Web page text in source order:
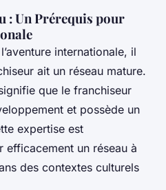
: Un Prérequis pour
internationale, il
ait un réseau mature.
que le franchiseur
et possède un
expertise est
efficacement un réseau à
des contextes culturels